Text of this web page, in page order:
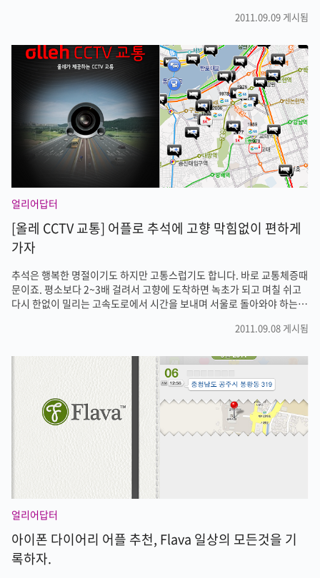
성묘도 중요한 일일것입니다. 그중에서 차례는 젊은 세대에겐 복잡하고
아프기까지합니다. 특히 저는 올해 결혼을 했고 집안의 장남으로써 책임
감이 다른때와는 다른데요. 30년 가까이 어른들 곁에서 차례상 차리는것
을 지켜봐왔는데도 정확하게 모르겠습니다. 이럴때 스마트폰이 있다면 차
례상 차리는데 많은 도움을 받을수 있습니다. 오늘 소개할 어플은 '차례상
차리기'입니다. 상차림이나..
2011.09.09 게시됨
얼리어답터
[올레 CCTV 교통] 어플로 추석에 고향 막힘없이 편하게
가자
추석은 행복한 명절이기도 하지만 고통스럽기도 합니다. 바로 교통체증때
문이죠. 평소보다 2~3배 걸려서 고향에 도착하면 녹초가 되고 며칠 쉬고
다시 한없이 밀리는 고속도로에서 시간을 보내며 서울로 돌아와야 하는
함께 어울려 행복한 시간을 보내는 걸로 위안을 삼지만 많은 분들이 추석
심한것 같지는 않습니다. 네비게이션의 보급과 더 똑똑한 스마트폰의 보
급으로 인해 막히지 않는 길을 안내해주기 때문입니다. 조금이라도 더 편
하고 빠른 길로 고향에 가고 싶은 분들은 스마트폰에 네비게이션과 교통
안내 어플을 깔아서 활용해보시기 바랍니다. 2011/02/08 - [아이폰/아이
패드] - ..
2011.09.08 게시됨
얼리어답터
아이폰 다이어리 어플 추천, Flava 일상의 모든것을 기
록하자.